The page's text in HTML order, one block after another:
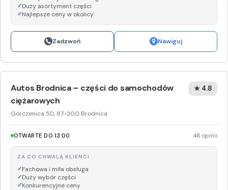
Duży asortyment części
Najlepsze ceny w okolicy
Zadzwoń Nawiguj
Autos Brodnica – części do samochodów
ciężarowych
Gorczenica 5D, 87-300 Brodnica
★ 4.8
OTWARTE DO 13:00 46 opinii
ZA CO CHWALĄ KLIENCI
Fachowa i miła obsługa
Duży wybór części
Konkurencyjne ceny